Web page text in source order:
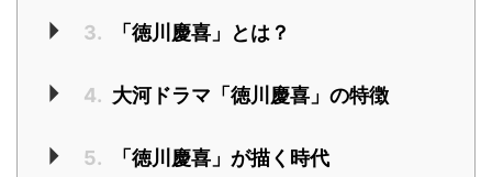
3. 「徳川慶喜」とは？
4. 大河ドラマ「徳川慶喜」の特徴
5. 「徳川慶喜」が描く時代